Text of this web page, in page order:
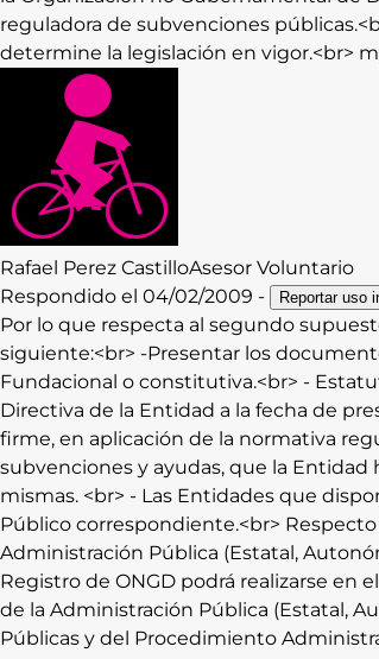
reguladora de subvenciones
determine la legislación en vigor.<br>
Rafael Perez CastilloAsesor Voluntario
Respondido el 04/02/2009 - Reportar uso
Por lo que respecta al segundo
siguiente:<br> -Presentar los
Fundacional o constitutiva.<br> -
Directiva de la Entidad a la fecha de
firme, en aplicación de la normativa
subvenciones y ayudas, que la
mismas. <br> - Las Entidades que
Público correspondiente.<br>
Administración Pública (Estatal,
Registro de ONGD podrá realizarse en
de la Administración Pública (Estatal,
Públicas y del Procedimiento